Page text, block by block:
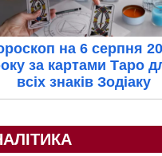
на 6 серпня
за картами Таро
всіх знаків Зодіаку